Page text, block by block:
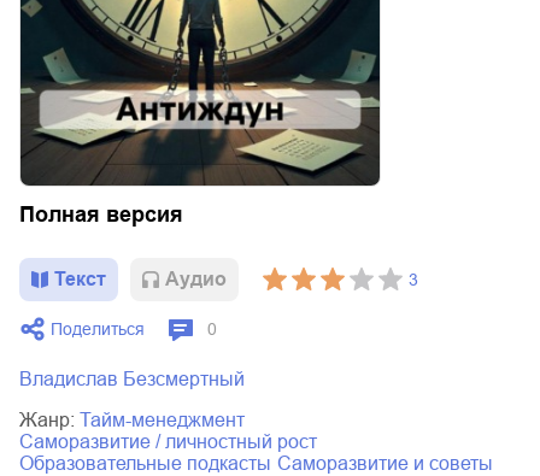
Полная версия
Текст Aудио 3
Поделиться 0
Владислав Безсмертный
Жанр:
тайм-менеджмент
саморазвитие / личностный рост
образовательные подкасты
саморазвитие и советы